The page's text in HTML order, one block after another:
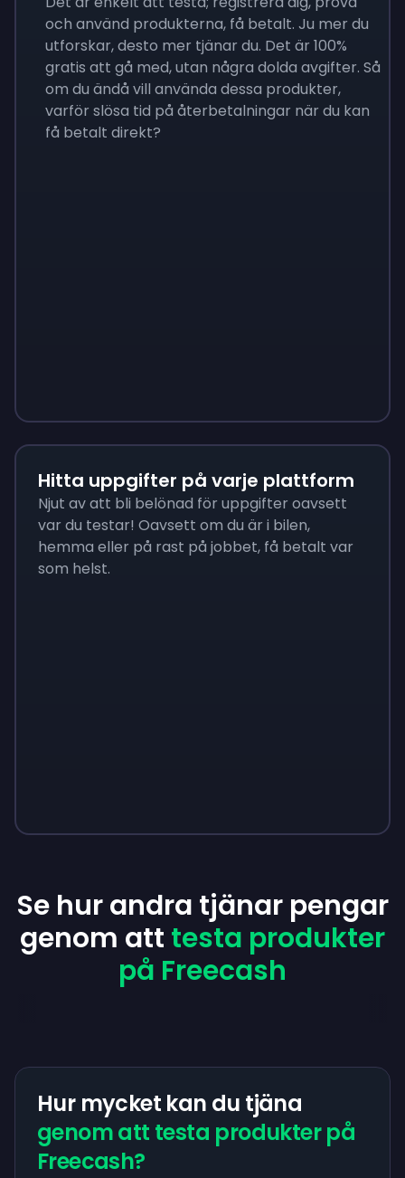
och använd produkterna, få betalt. Ju mer du
utforskar, desto mer tjänar du. Det är 100%
gratis att gå med, utan några dolda avgifter. Så
om du ändå vill använda dessa produkter,
varför slösa tid på återbetalningar när du kan
få betalt direkt?
Hitta uppgifter på varje plattform
Njut av att bli belönad för uppgifter oavsett
var du testar! Oavsett om du är i bilen,
hemma eller på rast på jobbet, få betalt var
som helst.
Se hur andra tjänar pengar
genom att testa produkter
på Freecash
Hur mycket kan du tjäna
genom att testa produkter på
Freecash?